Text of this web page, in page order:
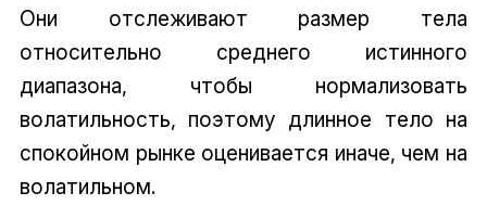
Они отслеживают размер тела
относительно среднего истинного
диапазона, чтобы нормализовать
волатильность, поэтому длинное тело на
спокойном рынке оценивается иначе, чем на
волатильном.